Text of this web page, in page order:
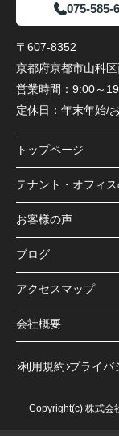
075-585-
〒607-8352
京都府京都市山科
営業時間： 9:00～
定休日： 年末年始/
トップページ
テナント・オフィ
お客様の声
ブログ
アクセスマップ
会社概要
利用規約 プライバ
Copyright(c) 株式会